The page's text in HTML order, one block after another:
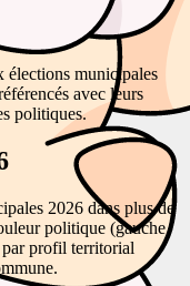
élections municipales
avec leurs
politiques.
2026 dans plus de
politique (gauche,
par profil territorial